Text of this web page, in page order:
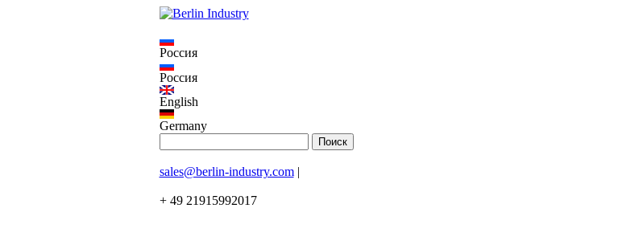
Россия
Россия
English
Germany
sales@berlin-industry.com|
+ 49 21915992017